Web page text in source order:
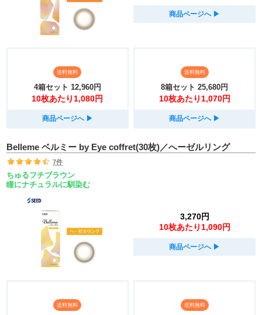
商品ページへ ▶︎
送料無料
4箱セット 12,960円
10枚あたり1,080円
商品ページへ ▶︎
送料無料
8箱セット 25,680円
10枚あたり1,070円
商品ページへ ▶︎
Belleme ベルミー by Eye coffret(30枚)／へーゼルリング
7件
ちゅるフチブラウン
瞳にナチュラルに馴染む
3,270円
10枚あたり1,090円
商品ページへ ▶︎
送料無料 送料無料